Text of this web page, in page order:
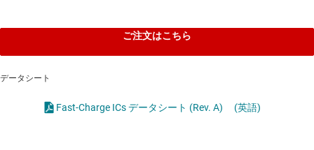
ご注文はこちら
データシート
Fast-Charge ICs データシート (Rev. A) (英語)